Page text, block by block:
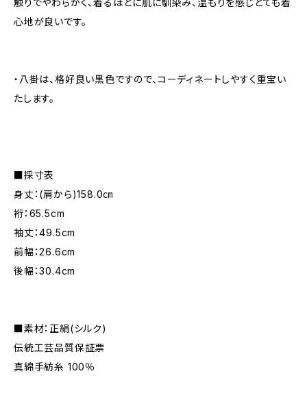
触りでやわらかく、着るほどに肌に馴染み、温もりを感じとても着
心地が良いです。
・八掛は、格好良い黒色ですので、コーディネートしやすく重宝い
たします。
■採寸表
身丈：(肩から)158.0㎝
裄：65.5cm
袖丈：49.5cm
前幅：26.6cm
後幅：30.4cm
■素材：正絹(シルク)
伝統工芸品質保証票
真綿手紡糸 100％